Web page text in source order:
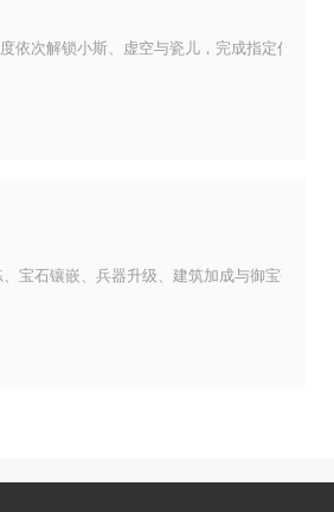
次解锁小斯、虚空与瓷儿，完成指定任务即
宝石镶嵌、兵器升级、建筑加成与御宝强化五